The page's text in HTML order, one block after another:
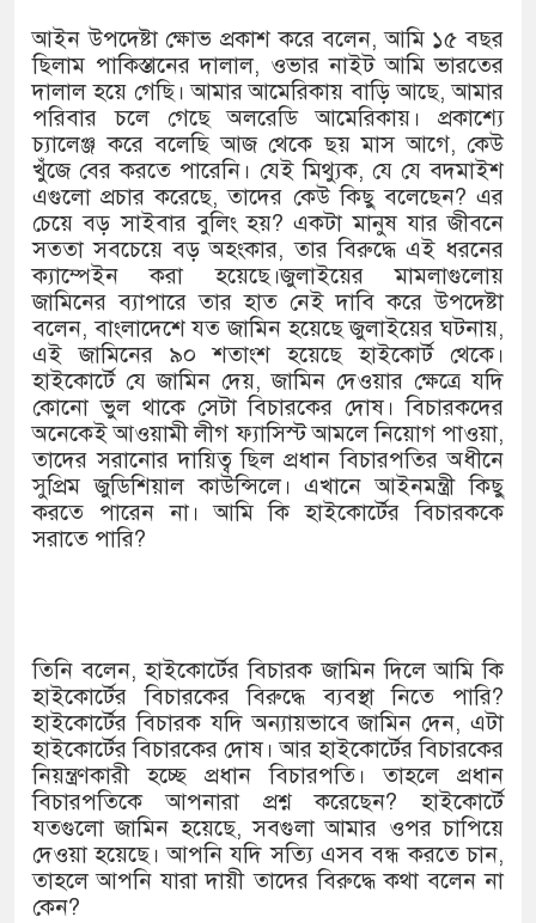
প্রেমের সম্পর্ক ছিন্ন না করায় মা-
প্রধানমন্ত্রীর সঙ্গে নবনিযুক্ত
হামের উপসর্গে আরও ৬ প্রাণহানি,
অবশেষে পদত্যাগ করলেন ভারতের
জামায়াত ফেরেশতাদের দল নয়, ভুল
আইন উপদেষ্টা ক্ষোভ প্রকাশ করে বলেন, আমি ১৫ বছর
ছিলাম পাকিস্তানের দালাল, ওভার নাইট আমি ভারতের
দালাল হয়ে গেছি। আমার আমেরিকায় বাড়ি আছে, আমার
পরিবার চলে গেছে অলরেডি আমেরিকায়। প্রকাশ্যে
চ্যালেঞ্জ করে বলেছি আজ থেকে ছয় মাস আগে, কেউ
খুঁজে বের করতে পারেনি। যেই মিথ্যুক, যে যে বদমাইশ
এগুলো প্রচার করেছে, তাদের কেউ কিছু বলেছেন? এর
চেয়ে বড় সাইবার বুলিং হয়? একটা মানুষ যার জীবনে
সততা সবচেয়ে বড় অহংকার, তার বিরুদ্ধে এই ধরনের
ক্যাম্পেইন করা হয়েছে।জুলাইয়ের মামলাগুলোয়
জামিনের ব্যাপারে তার হাত নেই দাবি করে উপদেষ্টা
বলেন, বাংলাদেশে যত জামিন হয়েছে জুলাইয়ের ঘটনায়,
এই জামিনের ৯০ শতাংশ হয়েছে হাইকোর্ট থেকে।
হাইকোর্টে যে জামিন দেয়, জামিন দেওয়ার ক্ষেত্রে যদি
কোনো ভুল থাকে সেটা বিচারকের দোষ। বিচারকদের
অনেকেই আওয়ামী লীগ ফ্যাসিস্ট আমলে নিয়োগ পাওয়া,
তাদের সরানোর দায়িত্ব ছিল প্রধান বিচারপতির অধীনে
সুপ্রিম জুডিশিয়াল কাউন্সিলে। এখানে আইনমন্ত্রী কিছু
করতে পারেন না। আমি কি হাইকোর্টের বিচারককে
সরাতে পারি?
তিনি বলেন, হাইকোর্টের বিচারক জামিন দিলে আমি কি
হাইকোর্টের বিচারকের বিরুদ্ধে ব্যবস্থা নিতে পারি?
হাইকোর্টের বিচারক যদি অন্যায়ভাবে জামিন দেন, এটা
হাইকোর্টের বিচারকের দোষ। আর হাইকোর্টের বিচারকের
নিয়ন্ত্রণকারী হচ্ছে প্রধান বিচারপতি। তাহলে প্রধান
বিচারপতিকে আপনারা প্রশ্ন করেছেন? হাইকোর্টে
যতগুলো জামিন হয়েছে, সবগুলা আমার ওপর চাপিয়ে
দেওয়া হয়েছে। আপনি যদি সত্যি এসব বন্ধ করতে চান,
তাহলে আপনি যারা দায়ী তাদের বিরুদ্ধে কথা বলেন না
কেন?